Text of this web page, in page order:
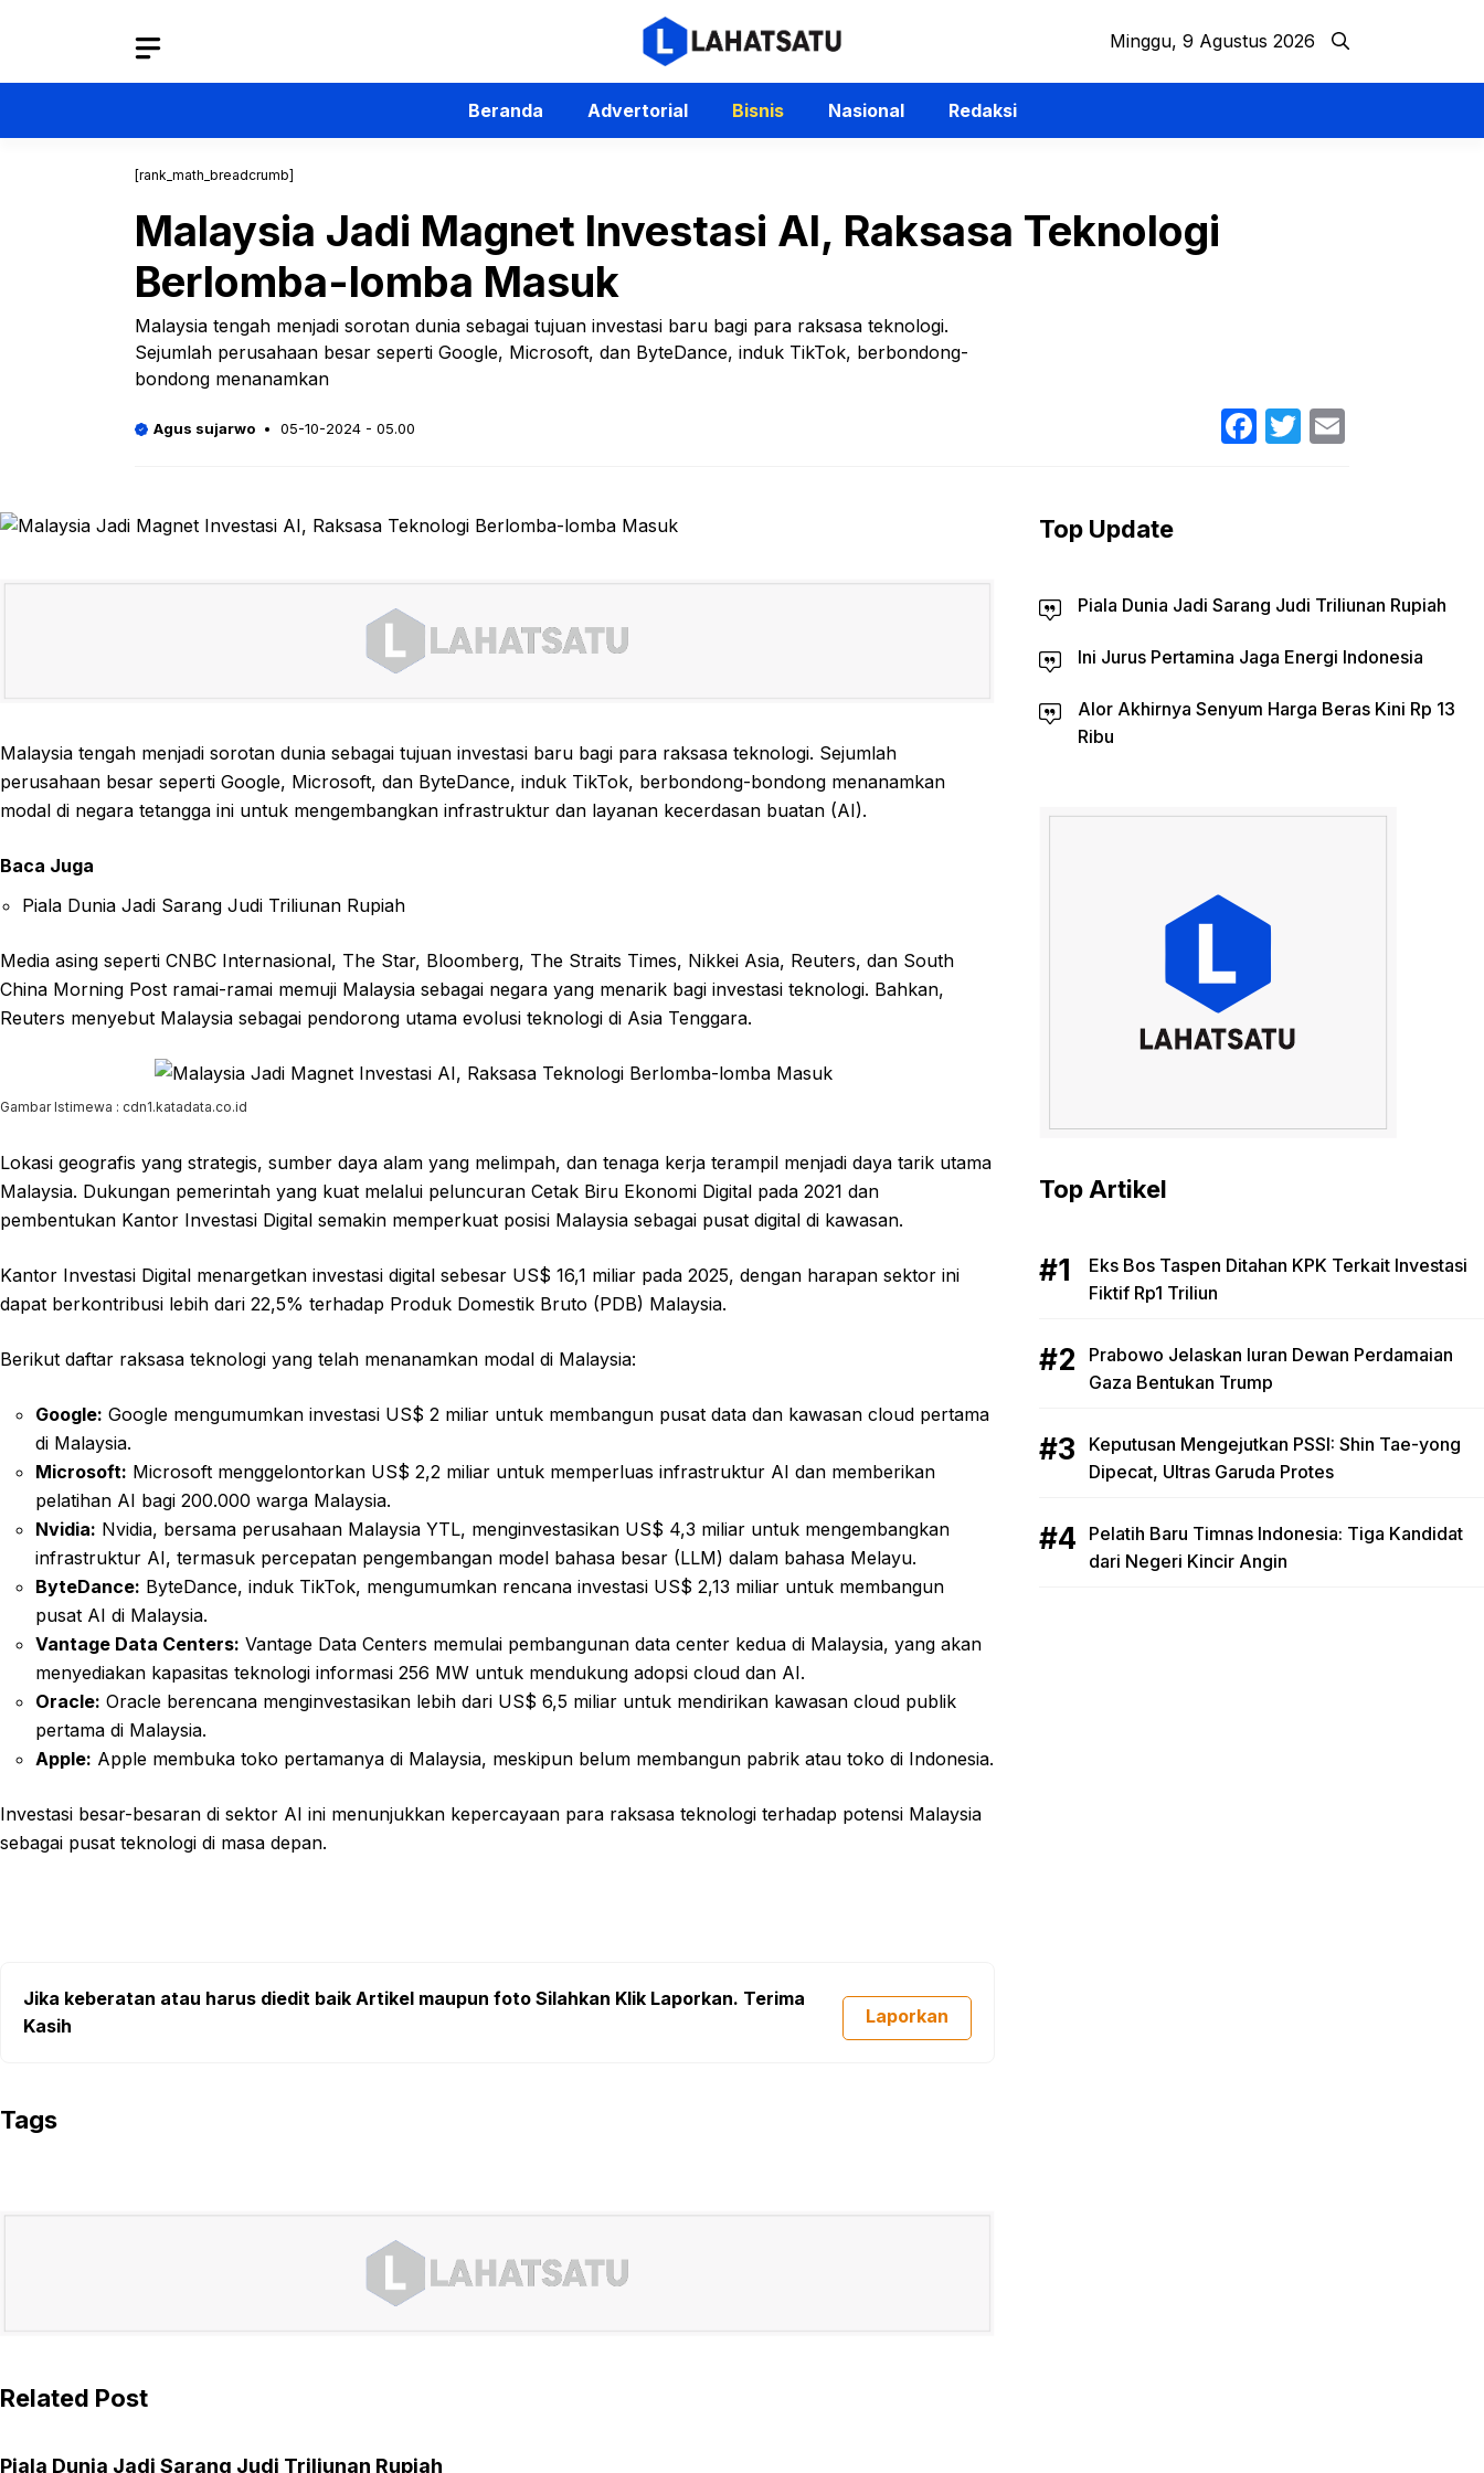
Minggu, 9 Agustus 2026
Beranda Advertorial Bisnis Nasional Redaksi
[rank_math_breadcrumb]
Malaysia Jadi Magnet Investasi AI, Raksasa Teknologi
Berlomba-lomba Masuk
Malaysia tengah menjadi sorotan dunia sebagai tujuan investasi baru bagi para raksasa teknologi.
Sejumlah perusahaan besar seperti Google, Microsoft, dan ByteDance, induk TikTok, berbondong-
bondong menanamkan
Agus sujarwo 05-10-2024 - 05.00 Facebook
Twitter
Malaysia tengah menjadi sorotan dunia sebagai tujuan investasi baru bagi para raksasa teknologi. Sejumlah
perusahaan besar seperti Google, Microsoft, dan ByteDance, induk TikTok, berbondong-bondong menanamkan
modal di negara tetangga ini untuk mengembangkan infrastruktur dan layanan kecerdasan buatan (AI).
Baca Juga
Piala Dunia Jadi Sarang Judi Triliunan Rupiah
Media asing seperti CNBC Internasional, The Star, Bloomberg, The Straits Times, Nikkei Asia, Reuters, dan South
China Morning Post ramai-ramai memuji Malaysia sebagai negara yang menarik bagi investasi teknologi. Bahkan,
Reuters menyebut Malaysia sebagai pendorong utama evolusi teknologi di Asia Tenggara.
Gambar Istimewa : cdn1.katadata.co.id
Lokasi geografis yang strategis, sumber daya alam yang melimpah, dan tenaga kerja terampil menjadi daya tarik utama
Malaysia. Dukungan pemerintah yang kuat melalui peluncuran Cetak Biru Ekonomi Digital pada 2021 dan
pembentukan Kantor Investasi Digital semakin memperkuat posisi Malaysia sebagai pusat digital di kawasan.
Kantor Investasi Digital menargetkan investasi digital sebesar US$ 16,1 miliar pada 2025, dengan harapan sektor ini
dapat berkontribusi lebih dari 22,5% terhadap Produk Domestik Bruto (PDB) Malaysia.
Berikut daftar raksasa teknologi yang telah menanamkan modal di Malaysia:
Google: Google mengumumkan investasi US$ 2 miliar untuk membangun pusat data dan kawasan cloud pertama
di Malaysia.
Microsoft: Microsoft menggelontorkan US$ 2,2 miliar untuk memperluas infrastruktur AI dan memberikan
pelatihan AI bagi 200.000 warga Malaysia.
Nvidia: Nvidia, bersama perusahaan Malaysia YTL, menginvestasikan US$ 4,3 miliar untuk mengembangkan
infrastruktur AI, termasuk percepatan pengembangan model bahasa besar (LLM) dalam bahasa Melayu.
ByteDance: ByteDance, induk TikTok, mengumumkan rencana investasi US$ 2,13 miliar untuk membangun
pusat AI di Malaysia.
Vantage Data Centers: Vantage Data Centers memulai pembangunan data center kedua di Malaysia, yang akan
menyediakan kapasitas teknologi informasi 256 MW untuk mendukung adopsi cloud dan AI.
Oracle: Oracle berencana menginvestasikan lebih dari US$ 6,5 miliar untuk mendirikan kawasan cloud publik
pertama di Malaysia.
Apple: Apple membuka toko pertamanya di Malaysia, meskipun belum membangun pabrik atau toko di Indonesia.
Investasi besar-besaran di sektor AI ini menunjukkan kepercayaan para raksasa teknologi terhadap potensi Malaysia
sebagai pusat teknologi di masa depan.
Jika keberatan atau harus diedit baik Artikel maupun foto Silahkan Klik Laporkan. Terima
Kasih
Laporkan
Tags
Related Post
Piala Dunia Jadi Sarang Judi Triliunan Rupiah
Top Update
Piala Dunia Jadi Sarang Judi Triliunan Rupiah
Ini Jurus Pertamina Jaga Energi Indonesia
Alor Akhirnya Senyum Harga Beras Kini Rp 13
Ribu
Top Artikel
Eks Bos Taspen Ditahan KPK Terkait Investasi
Fiktif Rp1 Triliun
Prabowo Jelaskan Iuran Dewan Perdamaian
Gaza Bentukan Trump
Keputusan Mengejutkan PSSI: Shin Tae-yong
Dipecat, Ultras Garuda Protes
Pelatih Baru Timnas Indonesia: Tiga Kandidat
dari Negeri Kincir Angin